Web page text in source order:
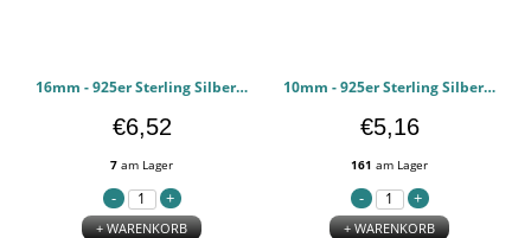
16mm - 925er Sterling Silber Bali Hoops PCJW43431
€6,52
7 am Lager
+ WARENKORB
10mm - 925er Sterling Silber Bali Hoops PCJW42536
€5,16
161 am Lager
+ WARENKORB